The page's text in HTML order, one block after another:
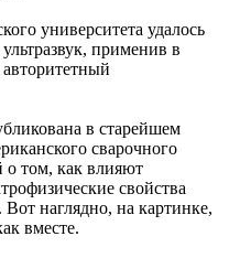
университета удалось
применив в
в старейшем
сварочного
о том, как влияют
свойства
наглядно, на картинке,
вместе.